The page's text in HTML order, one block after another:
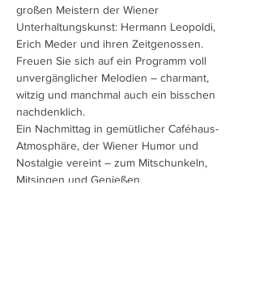
großen Meistern der Wiener
Unterhaltungskunst: Hermann Leopoldi,
Erich Meder und ihren Zeitgenossen.
Freuen Sie sich auf ein Programm voll
unvergänglicher Melodien – charmant,
witzig und manchmal auch ein bisschen
nachdenklich.
Ein Nachmittag in gemütlicher Caféhaus-
Atmosphäre, der Wiener Humor und
Nostalgie vereint – zum Mitschunkeln,
Mitsingen und Genießen.